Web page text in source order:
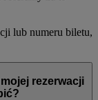
lub numeru biletu,
rezerwacji